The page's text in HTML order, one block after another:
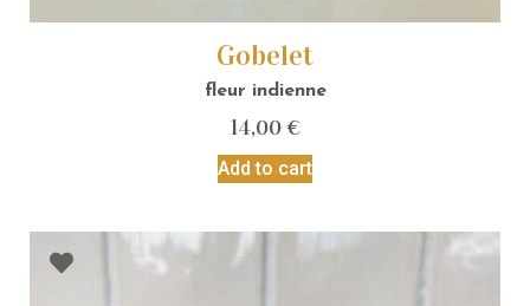
Gobelet
fleur indienne
14,00 €
Add to cart